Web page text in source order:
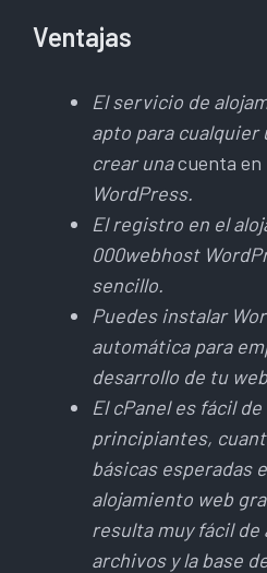
Ventajas
El servicio de
apto para cualquier
crear unacuenta en
WordPress.
El registro en el
000webhost
sencillo.
Puedes instalar
automática para
desarrollo de tu
El cPanel es fácil
principiantes,
básicas esperadas
alojamiento web
resulta muy fácil
archivos y la base